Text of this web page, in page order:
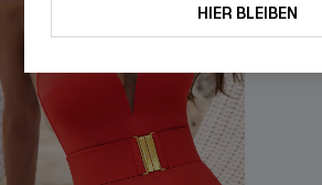
HIER BLEIBEN